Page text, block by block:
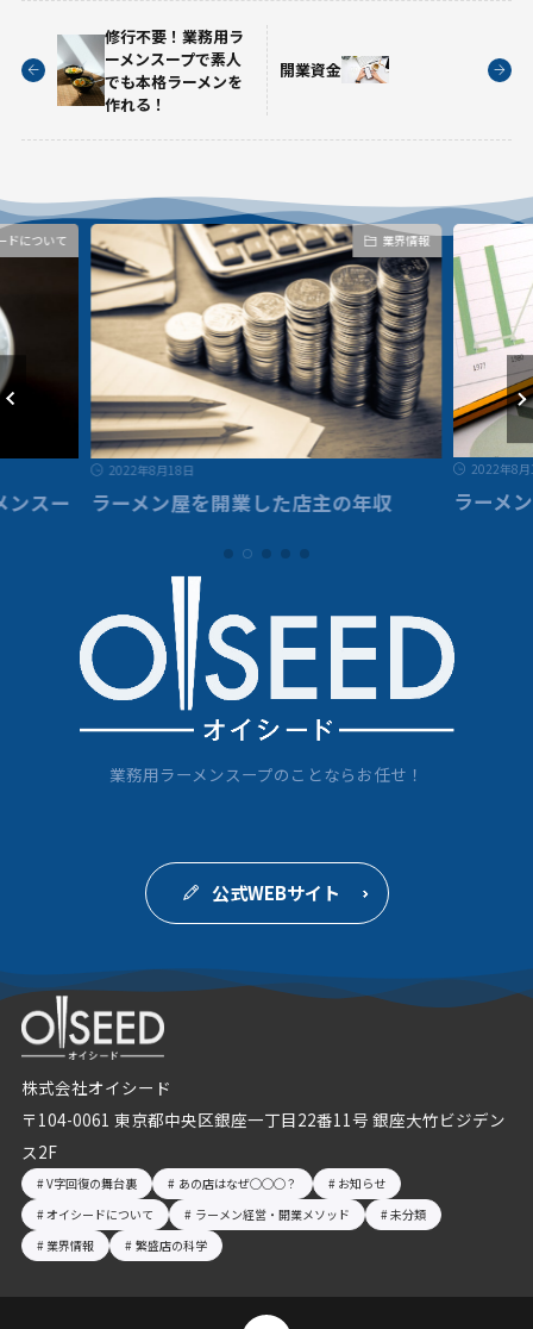
修行不要！業務用ラ
ーメンスープで素人
でも本格ラーメンを
作れる！
開業資金
ドについて
ンスー
業界情報
2022年8月18日
ラーメン屋を開業した店主の年収
2022年8
ラーメ
業務用ラーメンスープのことならお任せ！
公式WEBサイト
株式会社オイシード
〒104-0061 東京都中央区銀座一丁目22番11号 銀座大竹ビジデン
ス2F
V字回復の舞台裏 あの店はなぜ◯◯◯？
お知らせ
オイシードについて
ラーメン経営・開業メソッド
未分類
業界情報
繁盛店の科学